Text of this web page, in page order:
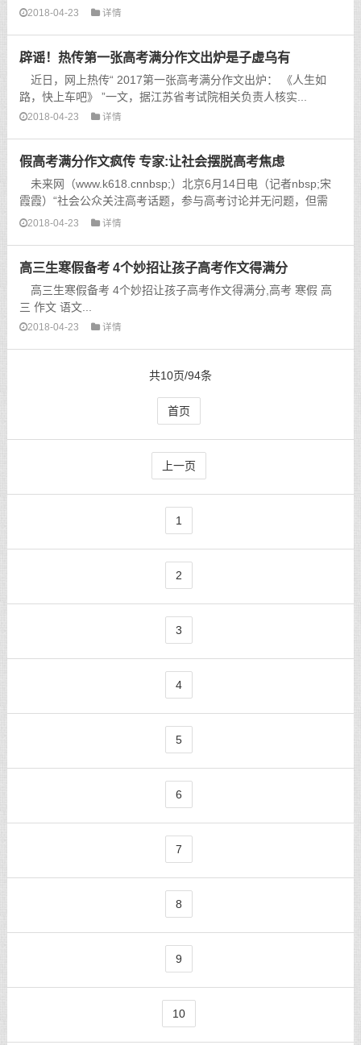
2018-04-23 详情
辟谣！热传第一张高考满分作文出炉是子虚乌有
近日，网上热传“ 2017第一张高考满分作文出炉： 《人生如
路，快上车吧》 ”一文，据江苏省考试院相关负责人核实...
2018-04-23 详情
假高考满分作文疯传 专家:让社会摆脱高考焦虑
未来网（www.k618.cnnbsp;）北京6月14日电（记者nbsp;宋
霞霞）“社会公众关注高考话题，参与高考讨论并无问题，但需
要...
2018-04-23 详情
高三生寒假备考 4个妙招让孩子高考作文得满分
高三生寒假备考 4个妙招让孩子高考作文得满分,高考 寒假 高
三 作文 语文...
2018-04-23 详情
共10页/94条
首页
上一页
1
2
3
4
5
6
7
8
9
10